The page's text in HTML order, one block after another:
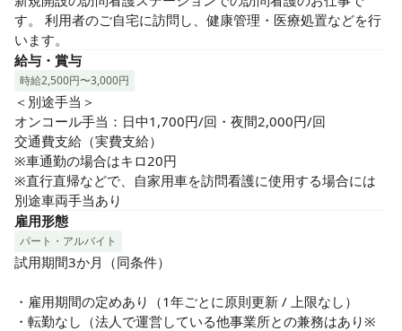
す。 利用者のご自宅に訪問し、健康管理・医療処置などを行
います。
給与・賞与
時給2,500円〜3,000円
＜別途手当＞
オンコール手当：日中1,700円/回・夜間2,000円/回
交通費支給（実費支給）
※車通勤の場合はキロ20円
※直行直帰などで、自家用車を訪問看護に使用する場合には
別途車両手当あり
雇用形態
パート・アルバイト
試用期間3か月（同条件）
・雇用期間の定めあり（1年ごとに原則更新 / 上限なし）
・転勤なし（法人で運営している他事業所との兼務はあり※